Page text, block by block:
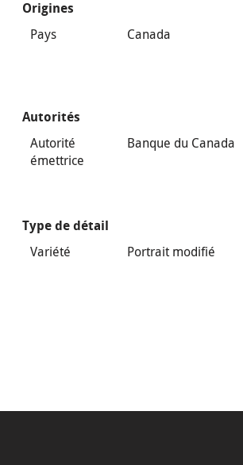
Origines
Pays Canada
Autorités
Autorité
émettrice
Banque du Canada
Type de détail
Variété Portrait modifié